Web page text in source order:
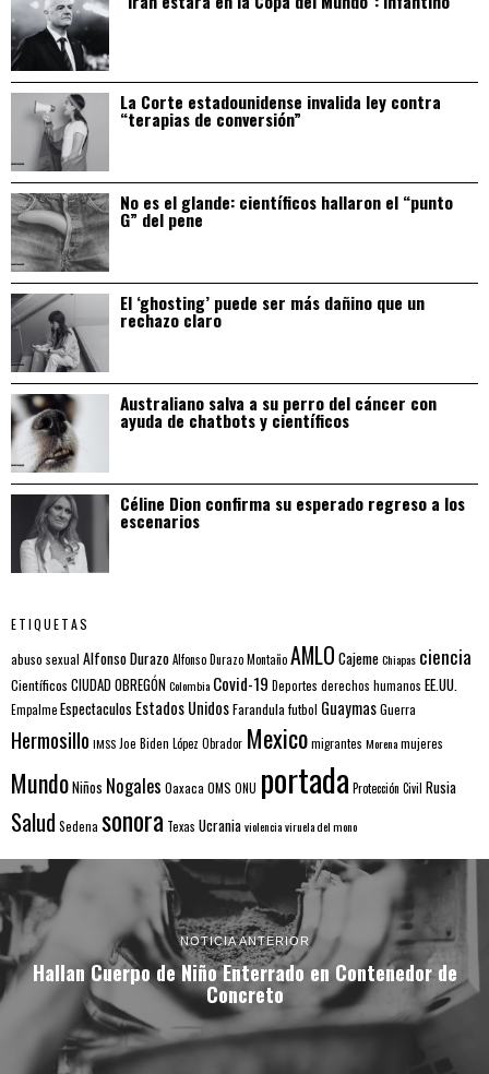
La Corte estadounidense invalida ley contra
“terapias de conversión”
No es el glande: científicos hallaron el “punto
G” del pene
El ‘ghosting’ puede ser más dañino que un
rechazo claro
Australiano salva a su perro del cáncer con
ayuda de chatbots y científicos
Céline Dion confirma su esperado regreso a los
escenarios
ETIQUETAS
abuso sexual Alfonso DurazoAlfonso Durazo MontañoAMLO CajemeChiapas ciencia
Científicos CIUDAD OBREGÓNColombia Covid-19 Deportes derechos humanos EE.UU.
EmpalmeEspectaculos Estados UnidosFarandulafutbol GuaymasGuerra
Hermosillo IMSS Joe Biden López Obrador Mexicomigrantes Morenamujeres
MundoNiños Nogales Oaxaca OMS ONU portada Protección Civil Rusia
Salud Sedena sonora Texas Ucraniaviolenciaviruela del mono
NOTICIA ANTERIOR
Hallan Cuerpo de Niño Enterrado en Contenedor de
Concreto